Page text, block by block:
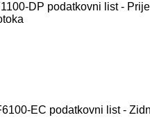
DP podatkovni list -
EC podatkovni list -